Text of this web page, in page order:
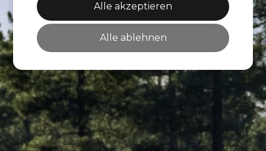
Alle akzeptieren
Alle ablehnen